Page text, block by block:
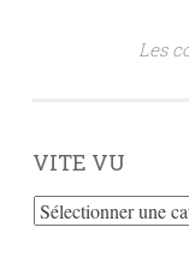
Les
VITE VU
Vite